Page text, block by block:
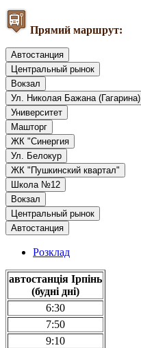
Прямий маршрут:
Автостанция
Центральный рынок
Вокзал
Ул. Николая Бажана (Гагарина)
Университет
Машторг
ЖК "Синергия
Ул. Белокур
ЖК "Пушкинский квартал"
Школа №12
Вокзал
Центральный рынок
Автостанция
Розклад
автостанція Ірпінь
(будні дні)
6:30
7:50
9:10